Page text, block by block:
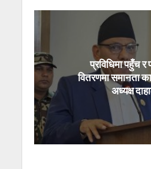
प्रविधिमा पहुँच
वितरणमा समानता
अध्यक्ष